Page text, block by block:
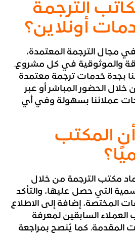
الترجمة
أونلاين؟
مجال الترجمة المعتمدة،
والموثوقية في كل مشروع.
بجدة خدمات ترجمة معتمدة
خلال الحضور المباشر أو عبر
عملائنا بسهولة وفي أي
المكتب
مكتب الترجمة من خلال
التي حصل عليها، والتأكد
المختصة، إضافة إلى الاطلاع
السابقين لمعرفة
المقدمة. كما يُنصح بمراجعة